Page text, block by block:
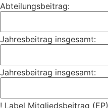
Abteilungsbeitrag:
Jahresbeitrag insgesamt:
Jahresbeitrag insgesamt:
! Label Mitgliedsbeitrag (EP)